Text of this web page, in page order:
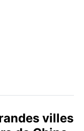
sont brefs,
importantes.
: légères
coupe-vent pour
vient durant la
: fin
le cielvilles